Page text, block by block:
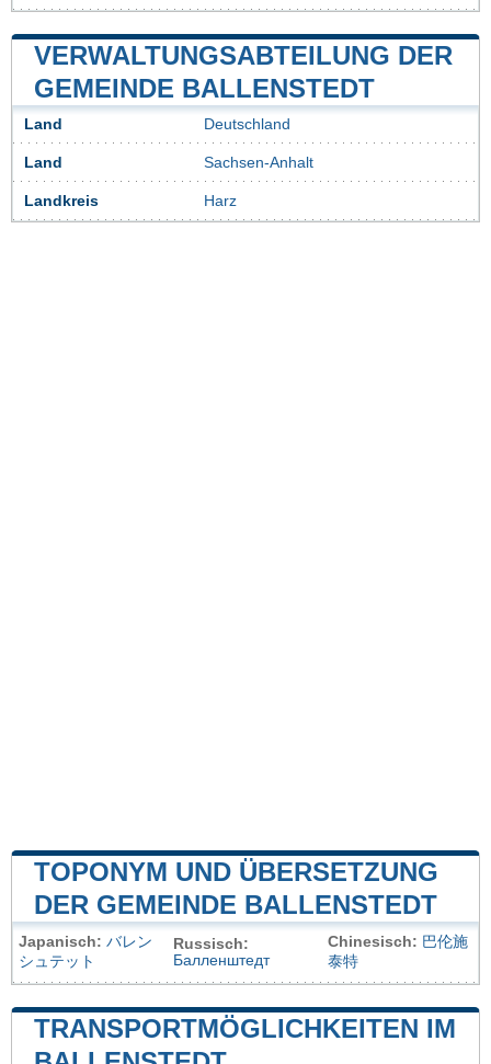
VERWALTUNGSABTEILUNG DER
GEMEINDE BALLENSTEDT
Land Deutschland
Land Sachsen-Anhalt
Landkreis Harz
TOPONYM UND ÜBERSETZUNG
DER GEMEINDE BALLENSTEDT
Japanisch: バレン
シュテット
Russisch:
Балленштедт
Chinesisch: 巴伦施
泰特
TRANSPORTMÖGLICHKEITEN IM